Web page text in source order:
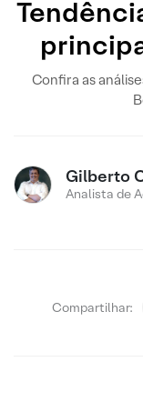
Confira as
Gilberto
Analista de
Compartilhar: